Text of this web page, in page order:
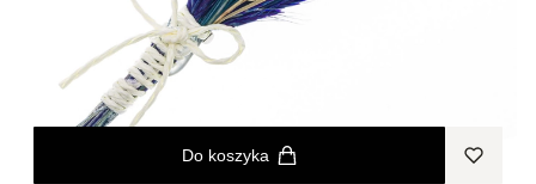
Do koszyka